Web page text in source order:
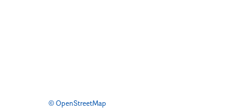
© OpenStreetMap